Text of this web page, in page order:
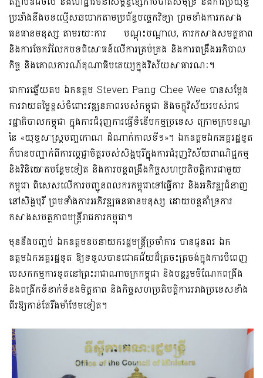
ប្រឆាំងនឹងបទល្មើសឆបោកតាមប្រព័ន្ធបច្ចេកវិទ្យា ព្រមទាំងការកសាង
ធនធានមនុស្ស តាមរយៈការ បណ្តុះបណ្តាល, ការកសាងសមត្ថភាព
និងការចែករំលែកបទពិសោធន៍លើការគ្រប់គ្រង និងការពង្រឹងអភិបាល
កិច្ច និងគោលការណ៍គុណាធិបតេយ្យក្នុងវិស័យសាធារណៈ។
ជាការឆ្លើយតប ឯកឧត្តម Steven Pang Chee Wee បានសម្តែង
ការវាយតម្លៃខ្ពស់ចំពោះវឌ្ឍនភាពរបស់កម្ពុជា និងចក្ខុវិស័យរបស់រាជ
រដ្ឋាភិបាលកម្ពុជា ក្នុងការជំរុញការធ្វើទំនើបកម្មប្រទេស ក្រោមក្របខណ្ឌ
នៃ «យុទ្ធសាស្ត្របញ្ចកោណ ដំណាក់កាលទី១»។ ឯកឧត្តមឯកអគ្គរដ្ឋទូត
ក៏បានបញ្ជាក់ពីការប្តេជ្ញាចិត្តរបស់សិង្ហបុរីក្នុងការជំរុញវិស័យពាណិជ្ជកម្ម
និងវិនិយោគបន្ថែមទៀត និងការបន្តពង្រឹងកិច្ចសហប្រតិបត្តិការជាមួយ
កម្ពុជា ពិសេសលើការបញ្ជូនពលករកម្ពុជាទៅធ្វើការ និងអភិវឌ្ឍជំនាញ
នៅសិង្ហបុរី ព្រមទាំងការអភិវឌ្ឍធនធានមនុស្ស ដោយបន្តគាំទ្រការ
កសាងសមត្ថភាពមន្ត្រីរាជការកម្ពុជា។
មុននឹងបញ្ចប់ ឯកឧត្តមឧបនាយករដ្ឋមន្ត្រីប្រចាំការ បានជូនពរ ឯក
ឧត្តមឯកអគ្គរដ្ឋទូត ឱ្យទទួលបានជោគជ័យដ៏ត្រចះត្រចង់ក្នុងការបំពេញ
បេសកកម្មការទូតនៅព្រះរាជាណាចក្រកម្ពុជា និងបន្តរួមចំណែកពង្រឹង
និងពង្រីកទំនាក់ទំនងមិត្តភាព និងកិច្ចសហប្រតិបត្តិការរវាងប្រទេសទាំង
ពីរឱ្យកាន់តែរឹងមាំថែមទៀត។